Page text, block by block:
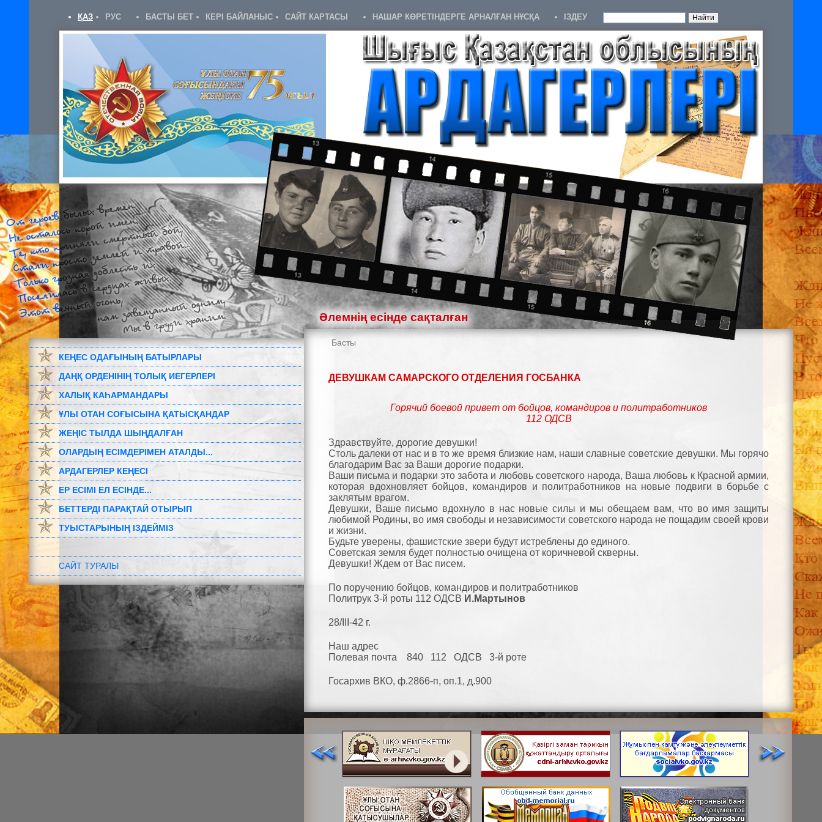
ҚАЗ РУС БАСТЫ БЕТ КЕРІ БАЙЛАНЫС САЙТ КАРТАСЫ НАШАР КӨРЕТІНДЕРГЕ АРНАЛҒАН НҰСҚА IЗДЕУ
Әлемнің есінде сақталған
КЕҢЕС ОДАҒЫНЫҢ БАТЫРЛАРЫ
ДАҢҚ ОРДЕНІНІҢ ТОЛЫҚ ИЕГЕРЛЕРІ
ХАЛЫҚ КАҺАРМАНДАРЫ
ҰЛЫ ОТАН СОҒЫСЫНА ҚАТЫСҚАНДАР
ЖЕҢІС ТЫЛДА ШЫҢДАЛҒАН
ОЛАРДЫҢ ЕСІМДЕРІМЕН АТАЛДЫ...
АРДАГЕРЛЕР КЕҢЕСІ
ЕР ЕСІМІ ЕЛ ЕСІНДЕ...
БЕТТЕРДІ ПАРАҚТАЙ ОТЫРЫП
ТУЫСТАРЫНЫҢ ІЗДЕЙМІЗ
САЙТ ТУРАЛЫ
Басты
ДЕВУШКАМ САМАРСКОГО ОТДЕЛЕНИЯ ГОСБАНКА
Горячий боевой привет от бойцов, командиров и политработников
112 ОДСВ
Здравствуйте, дорогие девушки!
Столь далеки от нас и в то же время близкие нам, наши славные советские девушки. Мы горячо
благодарим Вас за Ваши дорогие подарки.
Ваши письма и подарки это забота и любовь советского народа, Ваша любовь к Красной армии,
которая вдохновляет бойцов, командиров и политработников на новые подвиги в борьбе с
заклятым врагом.
Девушки, Ваше письмо вдохнуло в нас новые силы и мы обещаем вам, что во имя защиты
любимой Родины, во имя свободы и независимости советского народа не пощадим своей крови
и жизни.
Будьте уверены, фашистские звери будут истреблены до единого.
Советская земля будет полностью очищена от коричневой скверны.
Девушки! Ждем от Вас писем.
По поручению бойцов, командиров и политработников
Политрук 3-й роты 112 ОДСВ И.Мартынов
28/III-42 г.
Наш адрес
Полевая почта 840 112 ОДСВ 3-й роте
Госархив ВКО, ф.2866-п, оп.1, д.900